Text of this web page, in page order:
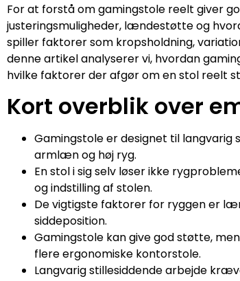
For at forstå om gamingstole reelt giver
justeringsmuligheder, lændestøtte og
spiller faktorer som kropsholdning,
denne artikel analyserer vi, hvordan
hvilke faktorer der afgør om en stol reelt
Kort overblik over
Gamingstole er designet til
armlæn og høj ryg.
En stol i sig selv løser ikke
og indstilling af stolen.
De vigtigste faktorer for ryggen er
siddeposition.
Gamingstole kan give god støtte,
flere ergonomiske kontorstole.
Langvarig stillesiddende arbejde